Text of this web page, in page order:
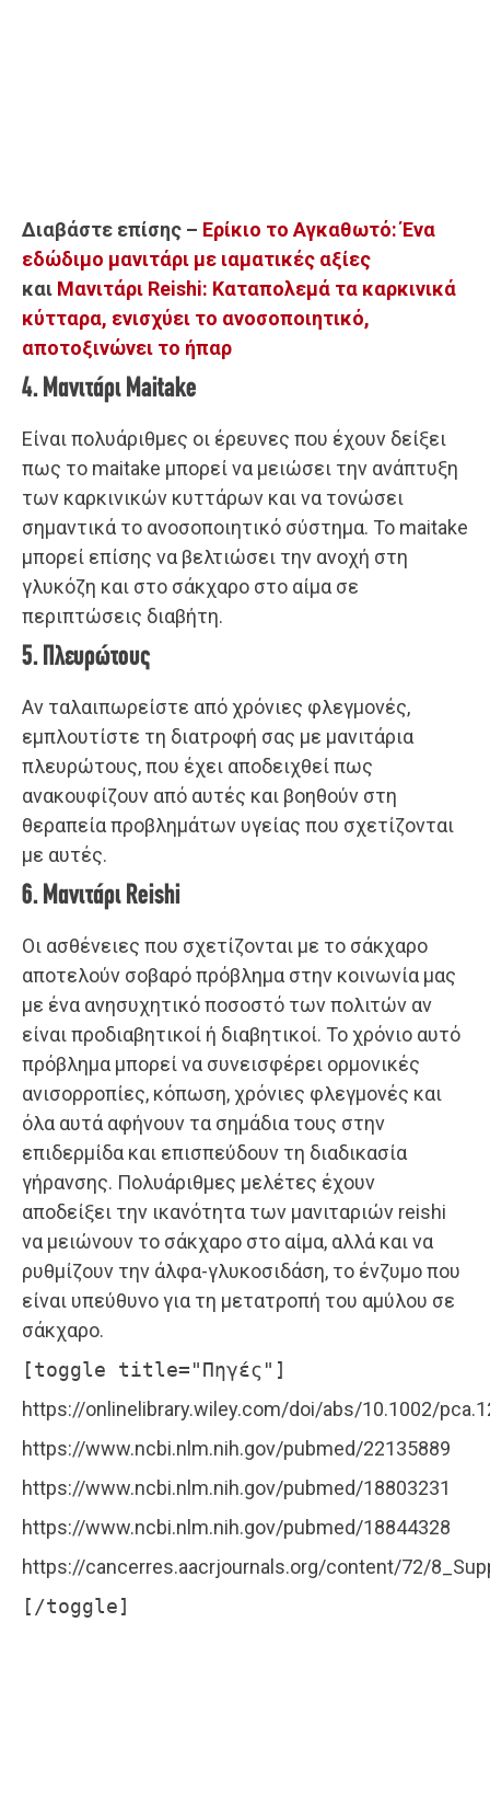
Διαβάστε επίσης – Ερίκιο το Αγκαθωτό: Ένα
εδώδιμο μανιτάρι με ιαματικές αξίες
και Μανιτάρι Reishi: Καταπολεμά τα καρκινικά
κύτταρα, ενισχύει το ανοσοποιητικό,
αποτοξινώνει το ήπαρ
4. Μανιτάρι Maitake
Είναι πολυάριθμες οι έρευνες που έχουν δείξει
πως το maitake μπορεί να μειώσει την ανάπτυξη
των καρκινικών κυττάρων και να τονώσει
σημαντικά το ανοσοποιητικό σύστημα. Το maitake
μπορεί επίσης να βελτιώσει την ανοχή στη
γλυκόζη και στο σάκχαρο στο αίμα σε
περιπτώσεις διαβήτη.
5. Πλευρώτους
Αν ταλαιπωρείστε από χρόνιες φλεγμονές,
εμπλουτίστε τη διατροφή σας με μανιτάρια
πλευρώτους, που έχει αποδειχθεί πως
ανακουφίζουν από αυτές και βοηθούν στη
θεραπεία προβλημάτων υγείας που σχετίζονται
με αυτές.
6. Μανιτάρι Reishi
Οι ασθένειες που σχετίζονται με το σάκχαρο
αποτελούν σοβαρό πρόβλημα στην κοινωνία μας
με ένα ανησυχητικό ποσοστό των πολιτών αν
είναι προδιαβητικοί ή διαβητικοί. Το χρόνιο αυτό
πρόβλημα μπορεί να συνεισφέρει ορμονικές
ανισορροπίες, κόπωση, χρόνιες φλεγμονές και
όλα αυτά αφήνουν τα σημάδια τους στην
επιδερμίδα και επισπεύδουν τη διαδικασία
γήρανσης. Πολυάριθμες μελέτες έχουν
αποδείξει την ικανότητα των μανιταριών reishi
να μειώνουν το σάκχαρο στο αίμα, αλλά και να
ρυθμίζουν την άλφα-γλυκοσιδάση, το ένζυμο που
είναι υπεύθυνο για τη μετατροπή του αμύλου σε
σάκχαρο.
[toggle title="Πηγές"]
https://onlinelibrary.wiley.com/doi/abs/10.1002/
https://www.ncbi.nlm.nih.gov/pubmed/22135889
https://www.ncbi.nlm.nih.gov/pubmed/18803231
https://www.ncbi.nlm.nih.gov/pubmed/18844328
https://cancerres.aacrjournals.org/content/72/
[/toggle]